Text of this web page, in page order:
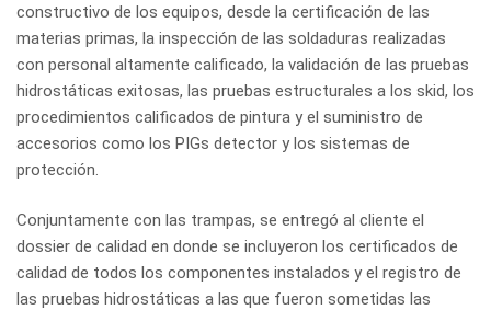
constructivo de los equipos, desde la certificación de las
materias primas, la inspección de las soldaduras realizadas
con personal altamente calificado, la validación de las pruebas
hidrostáticas exitosas, las pruebas estructurales a los skid, los
procedimientos calificados de pintura y el suministro de
accesorios como los PIGs detector y los sistemas de
protección.
Conjuntamente con las trampas, se entregó al cliente el
dossier de calidad en donde se incluyeron los certificados de
calidad de todos los componentes instalados y el registro de
las pruebas hidrostáticas a las que fueron sometidas las